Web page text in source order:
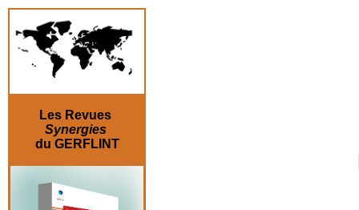
Les Revues
Synergies
du GERFLINT